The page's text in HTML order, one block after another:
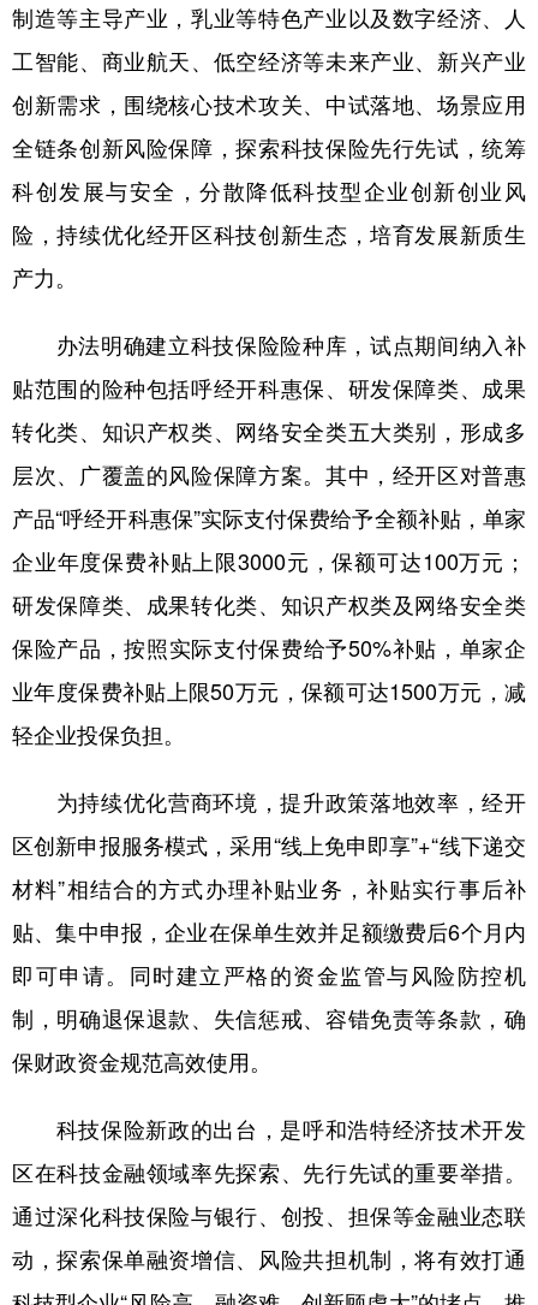
地方频道
辽宁 吉林 上海 江苏
浙江 安徽 福建 江西
山东 河南 湖北 湖南
四川 贵州 云南 西藏
陕西 甘肃 青海 宁夏
新疆 内蒙古 黑龙江
多语种频道
English Español Français عربى
Deutsch Português
制造等主导产业，乳业等特色产业以及数字经济、人
工智能、商业航天、低空经济等未来产业、新兴产业
创新需求，围绕核心技术攻关、中试落地、场景应用
全链条创新风险保障，探索科技保险先行先试，统筹
科创发展与安全，分散降低科技型企业创新创业风
险，持续优化经开区科技创新生态，培育发展新质生
产力。
办法明确建立科技保险险种库，试点期间纳入补
贴范围的险种包括呼经开科惠保、研发保障类、成果
转化类、知识产权类、网络安全类五大类别，形成多
层次、广覆盖的风险保障方案。其中，经开区对普惠
产品“呼经开科惠保”实际支付保费给予全额补贴，单家
企业年度保费补贴上限3000元，保额可达100万元；
研发保障类、成果转化类、知识产权类及网络安全类
保险产品，按照实际支付保费给予50%补贴，单家企
业年度保费补贴上限50万元，保额可达1500万元，减
轻企业投保负担。
为持续优化营商环境，提升政策落地效率，经开
区创新申报服务模式，采用“线上免申即享”+“线下递交
材料”相结合的方式办理补贴业务，补贴实行事后补
贴、集中申报，企业在保单生效并足额缴费后6个月内
即可申请。同时建立严格的资金监管与风险防控机
制，明确退保退款、失信惩戒、容错免责等条款，确
保财政资金规范高效使用。
科技保险新政的出台，是呼和浩特经济技术开发
区在科技金融领域率先探索、先行先试的重要举措。
通过深化科技保险与银行、创投、担保等金融业态联
动，探索保单融资增信、风险共担机制，将有效打通